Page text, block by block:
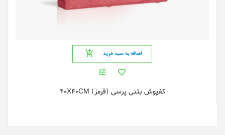
اضافه به سبد خرید
کفپوش بتنی پرسی (قرمز) 40X40CM